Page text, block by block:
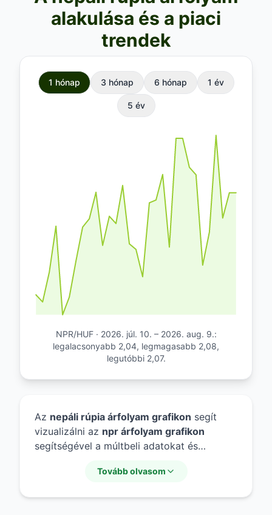
és a globális piaci környezet is
befolyásolja.
alakulása és a piaci
trendek
1 hónap 3 hónap 6 hónap 1 év
5 év
NPR/HUF · 2026. júl. 10. – 2026. aug. 9.:
legalacsonyabb 2,04, legmagasabb 2,08,
legutóbbi 2,07.
Az nepáli rúpia árfolyam grafikon segít
vizualizálni az npr árfolyam grafikon
segítségével a múltbeli adatokat és
nepáli rúpia alakulásaa forinttal vagy más
Tovább olvasom